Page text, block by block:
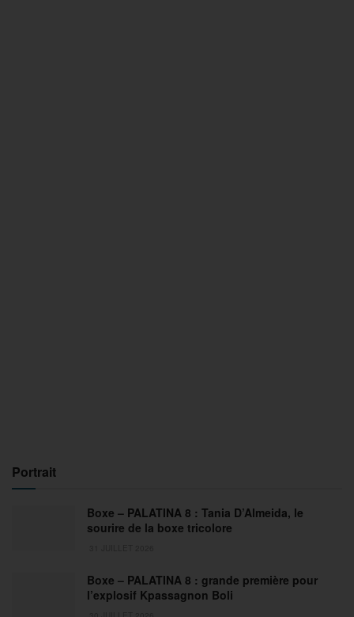
Portrait
Boxe – PALATINA 8 : Tania D’Almeida, le
sourire de la boxe tricolore
Boxe – PALATINA 8 : grande première pour
l’explosif Kpassagnon Boli